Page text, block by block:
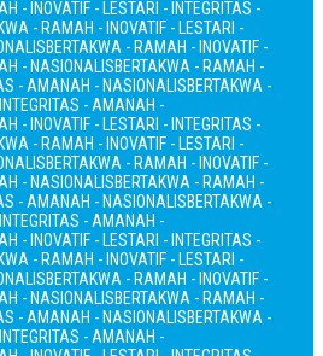
- INOVATIF - LESTARI - INTEGRITAS -
- RAMAH - INOVATIF - LESTARI -
BERTAKWA - RAMAH - INOVATIF -
- NASIONALISBERTAKWA - RAMAH -
- AMANAH - NASIONALISBERTAKWA -
- AMANAH -
- INOVATIF - LESTARI - INTEGRITAS -
- RAMAH - INOVATIF - LESTARI -
BERTAKWA - RAMAH - INOVATIF -
- NASIONALISBERTAKWA - RAMAH -
- AMANAH - NASIONALISBERTAKWA -
- AMANAH -
- INOVATIF - LESTARI - INTEGRITAS -
- RAMAH - INOVATIF - LESTARI -
BERTAKWA - RAMAH - INOVATIF -
- NASIONALISBERTAKWA - RAMAH -
- AMANAH - NASIONALISBERTAKWA -
- AMANAH -